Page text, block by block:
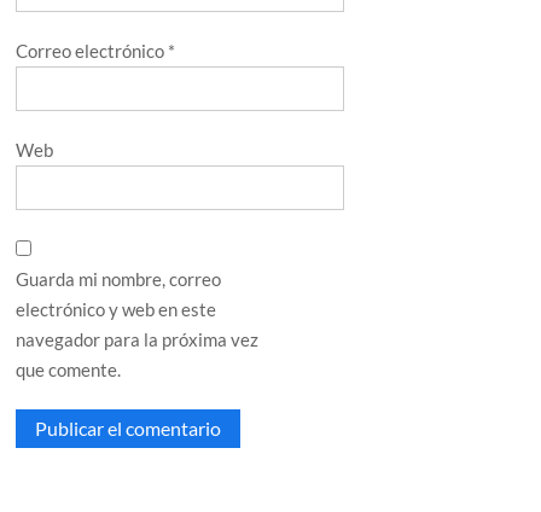
Correo electrónico *
Web
Guarda mi nombre, correo
electrónico y web en este
navegador para la próxima vez
que comente.